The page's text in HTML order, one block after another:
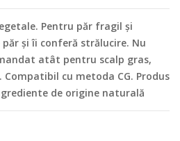
Pentru păr fragil și
și îi conferă strălucire. Nu
atât pentru scalp gras,
cu metoda CG. Produs
de origine naturală